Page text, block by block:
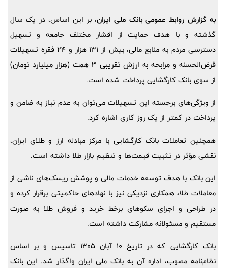
به گزارش روابط عمومی بانک ملی ایران، بر این اساس، در یک سال
گذشته و با هدف حمایت از اقشار مختلف جامعه و تسهیل
دسترسی مردم به منابع مالی، بیش از 131 هزار و 24 فقره تسهیلات
قرض‌الحسنه و مرابحه به ارزش تقریبی 3 همت (هزار میلیارد تومان)
از سوی بانک کارگشایی پرداخت شده است.
از ویژگی‌های برجسته این تسهیلات می‌توان به عدم نیاز به ضامن و
پرداخت در کمتر از یک روز کاری اشاره کرد.
همچنین تعاملات بانک کارگشایی با مرکز مبادله ارز و طلای ایران،
نقشی مؤثر در تثبیت قیمت‌ها و تنظیم بازار طلا داشته است.
این بانک با هدف توسعه خدمات مالی و پوشش ریسک‌های ناشی از
معاملات طلا، همکاری نزدیکی نیز با نهادهای حاکمیتی برقرار کرده و
در طراحی و اجرای سکوهای برخط خرید و فروش طلا به صورت
مستقیم و مسئولانه مشارکت داشته است.
بانک کارگشایی که در تاریخ 10 آبان 1305 تاسیس و بر اساس
نظام‌نامه مصوب، اداره آن به بانک ملی ایران واگذار شد. این بانک